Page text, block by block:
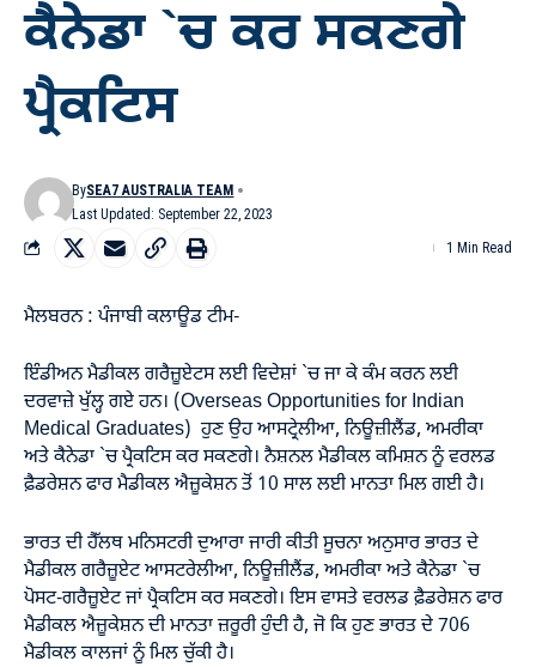
ਕੈਨੇਡਾ `ਚ ਕਰ ਸਕਣਗੇ
ਪ੍ਰੈਕਟਿਸ
Last Updated: September 22, 2023
BySEA7 AUSTRALIA TEAM
1 Min Read
ਮੈਲਬਰਨ : ਪੰਜਾਬੀ ਕਲਾਊਡ ਟੀਮ-
ਇੰਡੀਅਨ ਮੈਡੀਕਲ ਗਰੈਜ਼ੂਏਟਸ ਲਈ ਵਿਦੇਸ਼ਾਂ `ਚ ਜਾ ਕੇ ਕੰਮ ਕਰਨ ਲਈ
ਦਰਵਾਜ਼ੇ ਖੁੱਲ੍ਹ ਗਏ ਹਨ। (Overseas Opportunities for Indian
Medical Graduates) ਹੁਣ ਉਹ ਆਸਟ੍ਰੇਲੀਆ, ਨਿਊਜ਼ੀਲੈਂਡ, ਅਮਰੀਕਾ
ਅਤੇ ਕੈਨੇਡਾ `ਚ ਪ੍ਰੈਕਟਿਸ ਕਰ ਸਕਣਗੇ। ਨੈਸ਼ਨਲ ਮੈਡੀਕਲ ਕਮਿਸ਼ਨ ਨੂੰ ਵਰਲਡ
ਫ਼ੈਡਰੇਸ਼ਨ ਫਾਰ ਮੈਡੀਕਲ ਐਜ਼ੂਕੇਸ਼ਨ ਤੋਂ 10 ਸਾਲ ਲਈ ਮਾਨਤਾ ਮਿਲ ਗਈ ਹੈ।
ਭਾਰਤ ਦੀ ਹੈੱਲਥ ਮਨਿਸਟਰੀ ਦੁਆਰਾ ਜਾਰੀ ਕੀਤੀ ਸੂਚਨਾ ਅਨੁਸਾਰ ਭਾਰਤ ਦੇ
ਮੈਡੀਕਲ ਗਰੈਜ਼ੂਏਟ ਆਸਟਰੇਲੀਆ, ਨਿਊਜ਼ੀਲੈਂਡ, ਅਮਰੀਕਾ ਅਤੇ ਕੈਨੇਡਾ `ਚ
ਪੋਸਟ-ਗਰੈਜ਼ੂਏਟ ਜਾਂ ਪ੍ਰੈਕਟਿਸ ਕਰ ਸਕਣਗੇ। ਇਸ ਵਾਸਤੇ ਵਰਲਡ ਫ਼ੈਡਰੇਸ਼ਨ ਫਾਰ
ਮੈਡੀਕਲ ਐਜ਼ੂਕੇਸ਼ਨ ਦੀ ਮਾਨਤਾ ਜ਼ਰੂਰੀ ਹੁੰਦੀ ਹੈ, ਜੋ ਕਿ ਹੁਣ ਭਾਰਤ ਦੇ 706
ਮੈਡੀਕਲ ਕਾਲਜਾਂ ਨੂੰ ਮਿਲ ਚੁੱਕੀ ਹੈ।